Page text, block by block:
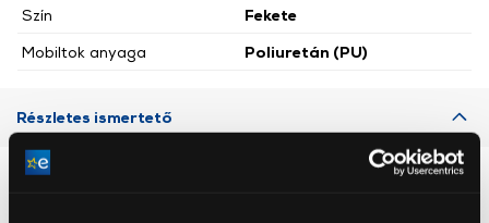
Szín
Fekete
Mobiltok anyaga
Poliuretán (PU)
Részletes ismertető